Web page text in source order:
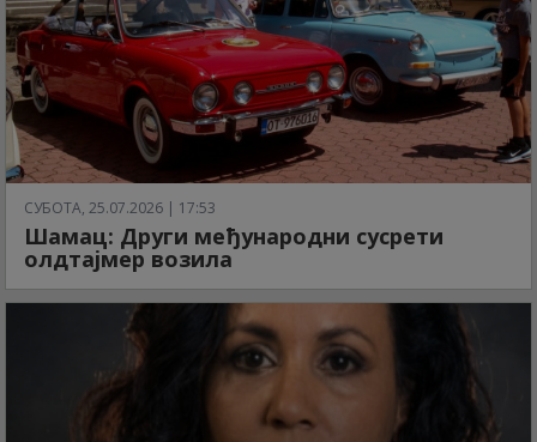
СУБОТА, 25.07.2026 | 17:53
Шамац: Други међународни сусрети
олдтајмер возила